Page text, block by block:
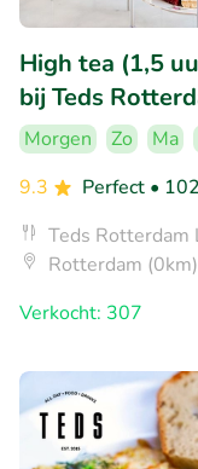
High tea (1,5
bij Teds
Morgen Zo Ma
9.3
Perfect •
Teds Rotterdam
Rotterdam (0km)
Verkocht: 307